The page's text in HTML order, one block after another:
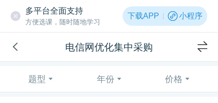
多平台全面支持
方便选课，随时随地学习
下载APP 小程序
电信网优化集中采购
题型 年份 价格